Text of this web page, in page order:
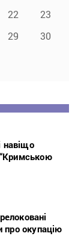
22
23
29
30
навіщо
“Кримською
про окупацію